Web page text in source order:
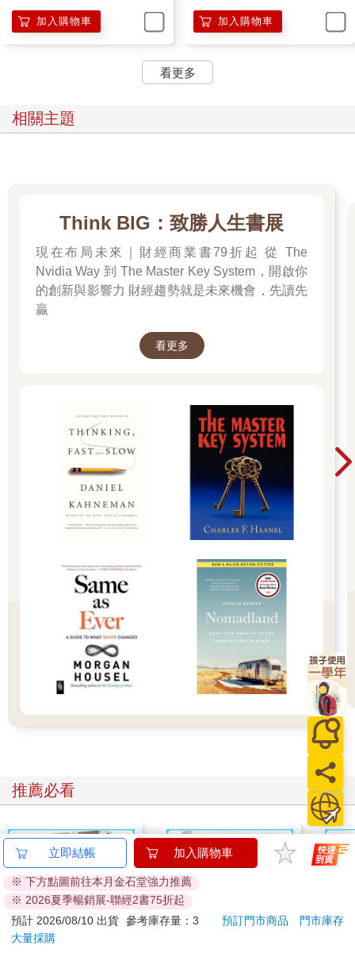
成和建立，又先於投資規畫，最後才是管理的操作。也可以說，
整體的視野和高度是第一，建立正確且適合自己的投資哲學是第
二。至於短期投資環境的變化，可能是趨勢潮流，但從股市時間
的長河來看，這種每年出現的浪花，只能算是最次要的。
家，那麼不管是投資規畫、操作管理和五大整體財務規畫，都可
以藉由專家來達成你所需要的目的。但如果少了整體規畫的視野
投資哲學這項核心思維，也凌駕了整體的投資規畫。但整體財務
規畫才是既重要事又急迫的大事。
◤書摘2◢
人生財務規畫的大會考
如何有足夠退休資金過無虞的生活？
對安全定義不同的投資觀念， 決定了退休生活的舒適或窘迫。
於千萬人之中，遇見你所遇見的人，於千萬年之中， 時間無涯的
荒野裡，沒有早一步，也沒有晚一步，剛巧趕上了，也沒有別的
話可說，惟有輕輕地問一聲：「噢，你也在這裡嗎？」
這像我在辦公室的場景，客戶關切地問：要多少退休金才夠？投
資有多高的風險？需有多高的報酬？每當有人提出這些問題時，
我腦海的回應就是：「原來，你也在問相同的問題！」
萬，中標是 2 千萬，高標是 3 千萬以上，如以成長和提領都 6％
來看，分別每月有 5 萬、10 萬和 15 萬的花費。這指的是「現
值」，也是今天的購買力。若干年後退休用，要再加上物價膨脹
增加的部分，6％的提用，會 不會太多也因人而異，花完了，快
樂上天堂是一種價值觀；想要傳承，又是另一種態度，若想傳
承，那提領的金額最好要降到 4％以下。
重點來了，要如何有此資產？老方法還是開源節流，且是我所說
的一魚三吃的綜效，頭部做沙鍋，中間清蒸， 尾巴紅燒，從五大
財務規畫的第一個保險規畫開始，用最少的預算，買對、買足，
也買好保險。如果買錯或不足， 風險可能奪去可用的資源，但保
險太多，可能就無力投資， 買對保險需要注意的事項，超過許多
稅務規畫，則是透過合法的節約財富，目的也是希望將資源多用
在投資，美國稅法 200 頁為一冊的話約 40 冊， 就連會計師也無
法通曉，所以美國專業分工非常細，台灣相對單純，但用心依然
可找到些空間。
投資規畫，許多人誤以為就是找飆股，投資規畫和投資管理兩者
不同。規畫是投資哲學和方向，管理是執行，這兩者很關鍵，必
須借助投資來達到所設定的成長目標。
退休規畫，是前面三個計畫的總驗收，在美國還更複雜，許多高
階的省稅工具竟藏在退休規畫裡。一個國家投資環境有多健全，
社會有多正義，或最能發揮資金功效的， 從其稅法、退休法規的
加入購物車 加入購物車
看更多
相關主題
Think BIG：致勝人生書展
現在布局未來｜財經商業書79折起 從 The
Nvidia Way 到 The Master Key System，開啟你
的創新與影響力 財經趨勢就是未來機會，先讀先
贏
看更多
推薦必看
立即結帳 加入購物車
※ 下方點圖前往本月金石堂強力推薦
※ 2026夏季暢銷展-聯經2書75折起
預計 2026/08/10 出貨 參考庫存量：3 預訂門市商品
門市庫存
大量採購